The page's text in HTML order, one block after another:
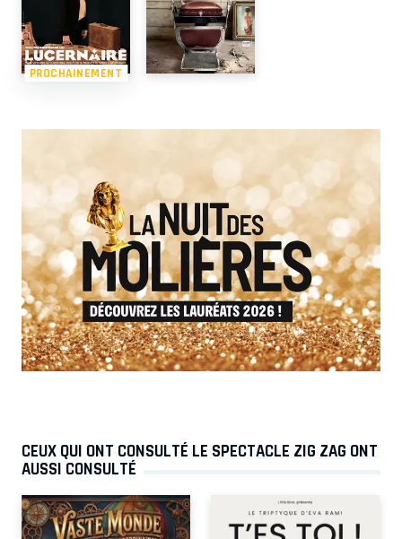
PROCHAINEMENT
CEUX QUI ONT CONSULTÉ LE SPECTACLE ZIG ZAG ONT
AUSSI CONSULTÉ